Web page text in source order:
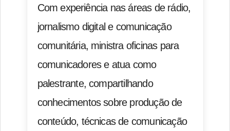
Com experiência nas áreas de rádio,
jornalismo digital e comunicação
comunitária, ministra oficinas para
comunicadores e atua como
palestrante, compartilhando
conhecimentos sobre produção de
conteúdo, técnicas de comunicação